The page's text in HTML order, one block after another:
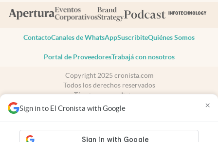
Sign in to El Cronista with Google ×
ContactoCanales de WhatsAppSuscribiteQuiénes Somos
Portal de ProveedoresTrabajá con nosotros
Copyright 2025 cronista.com
Todos los derechos reservados
Términos y condiciones
Privacidad
Consentimiento